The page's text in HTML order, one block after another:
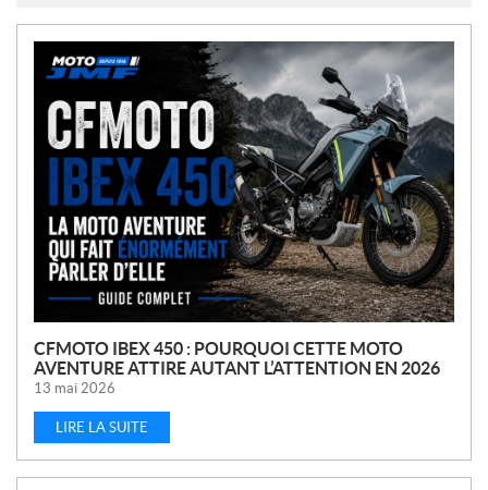
O
U
CFMOTO IBEX 450 : POURQUOI CETTE MOTO
AVENTURE ATTIRE AUTANT L’ATTENTION EN 2026
13 mai 2026
LIRE LA SUITE